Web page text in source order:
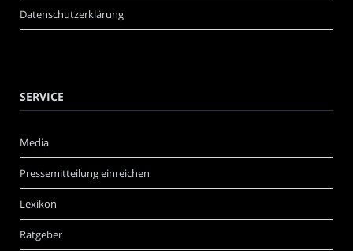
Datenschutzerklärung
SERVICE
Media
Pressemitteilung einreichen
Lexikon
Ratgeber